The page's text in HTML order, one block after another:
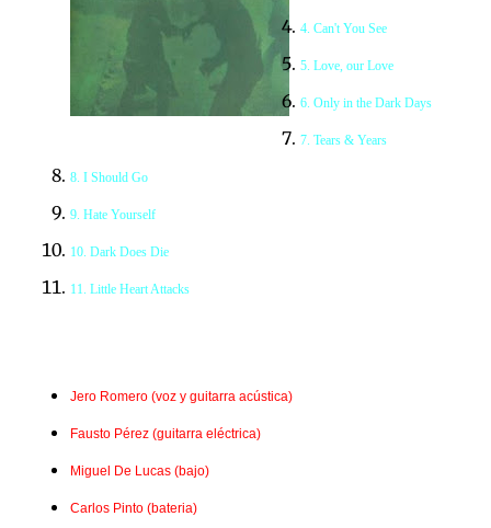
4. Can't You See
5. Love, our Love
6. Only in the Dark Days
7. Tears & Years
8. I Should Go
9. Hate Yourself
10. Dark Does Die
11. Little Heart Attacks
Jero Romero (voz y guitarra acústica)
Fausto Pérez (guitarra eléctrica)
Miguel De Lucas (bajo)
Carlos Pinto (bateria)